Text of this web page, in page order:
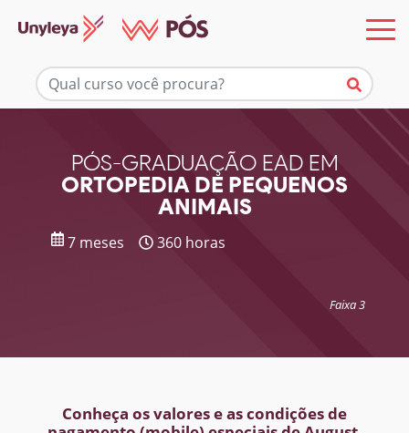
PÓS-GRADUAÇÃO EAD EM
ORTOPEDIA DE PEQUENOS
ANIMAIS
7 meses 360 horas
Faixa 3
Conheça os valores e as condições de
Mais informações